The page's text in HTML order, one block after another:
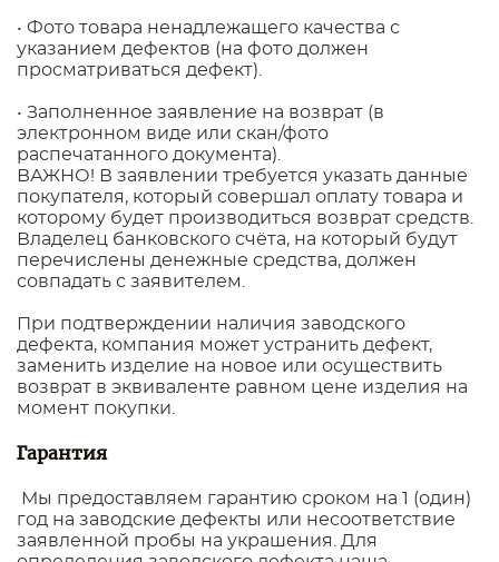
• Фото товара ненадлежащего качества с
указанием дефектов (на фото должен
просматриваться дефект).
• Заполненное заявление на возврат (в
электронном виде или скан/фото
распечатанного документа).
ВАЖНО! В заявлении требуется указать данные
покупателя, который совершал оплату товара и
которому будет производиться возврат средств.
Владелец банковского счёта, на который будут
перечислены денежные средства, должен
совпадать с заявителем.
При подтверждении наличия заводского
дефекта, компания может устранить дефект,
заменить изделие на новое или осуществить
возврат в эквиваленте равном цене изделия на
момент покупки.
Гарантия
Мы предоставляем гарантию сроком на 1 (один)
год на заводские дефекты или несоответствие
заявленной пробы на украшения. Для